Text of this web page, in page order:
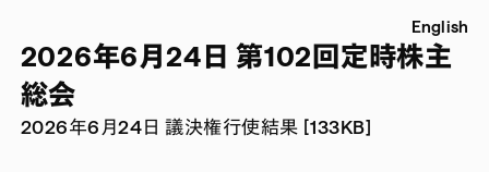
English
2026年6月24日 第102回定時株主
総会
2026年6月24日 議決権行使結果 [133KB]